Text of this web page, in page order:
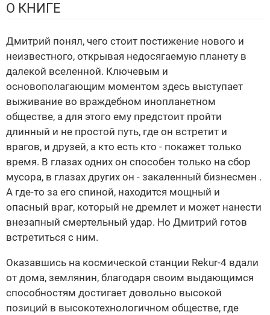
О КНИГЕ
Дмитрий понял, чего стоит постижение нового и
неизвестного, открывая недосягаемую планету в
далекой вселенной. Ключевым и
основополагающим моментом здесь выступает
выживание во враждебном инопланетном
обществе, а для этого ему предстоит пройти
длинный и не простой путь, где он встретит и
врагов, и друзей, а кто есть кто - покажет только
время. В глазах одних он способен только на сбор
мусора, в глазах других он - закаленный бизнесмен .
А где-то за его спиной, находится мощный и
опасный враг, который не дремлет и может нанести
внезапный смертельный удар. Но Дмитрий готов
встретиться с ним.
Оказавшись на космической станции Rekur-4 вдали
от дома, землянин, благодаря своим выдающимся
способностям достигает довольно высокой
позиций в высокотехнологичном обществе, где